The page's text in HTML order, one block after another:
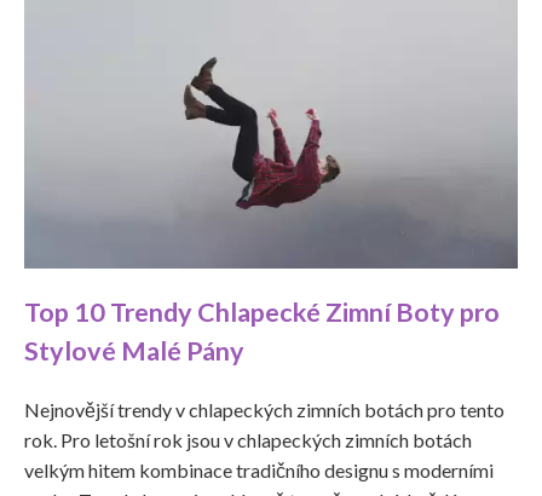
Top 10 Trendy Chlapecké Zimní Boty pro
Stylové Malé Pány
Nejnovější trendy v chlapeckých zimních botách pro tento
rok. Pro letošní rok jsou v chlapeckých zimních botách
velkým hitem kombinace tradičního designu s moderními